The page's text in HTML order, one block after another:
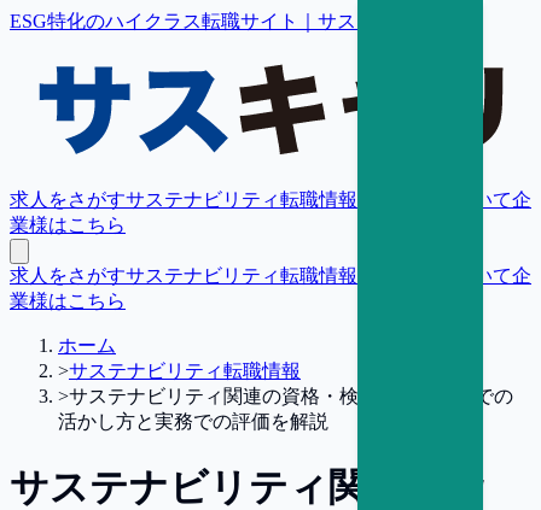
ESG特化のハイクラス転職サイト｜サスキャリ
求人をさがすサステナビリティ転職情報 転職支援について企
業様はこちら
求人をさがすサステナビリティ転職情報 転職支援について企
業様はこちら
ホーム
>サステナビリティ転職情報
>サステナビリティ関連の資格・検定とは？転職での
活かし方と実務での評価を解説
サステナビリティ関連の資